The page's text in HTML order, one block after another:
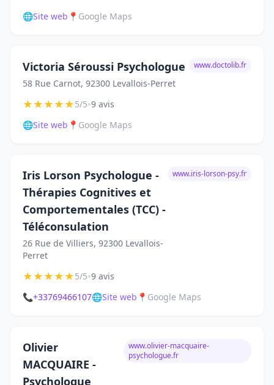
🌐Site web 📍 Google Maps
Victoria Séroussi Psychologue
58 Rue Carnot, 92300 Levallois-Perret
www.doctolib.fr
★★★★★5/5•9 avis
🌐Site web 📍 Google Maps
Iris Lorson Psychologue -
Thérapies Cognitives et
Comportementales (TCC) -
Téléconsulation
26 Rue de Villiers, 92300 Levallois-
Perret
www.iris-lorson-psy.fr
★★★★★5/5•9 avis
📞+33769466107🌐Site web 📍 Google Maps
Olivier
MACQUAIRE -
Psychologue
www.olivier-macquaire-
psychologue.fr